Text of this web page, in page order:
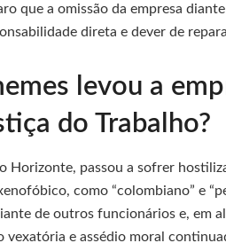
que a omissão da empresa
direta e dever de
levou a
do Trabalho?
Horizonte, passou a sofrer
como “colombiano” e
de outros funcionários e, em
vexatória e assédio moral